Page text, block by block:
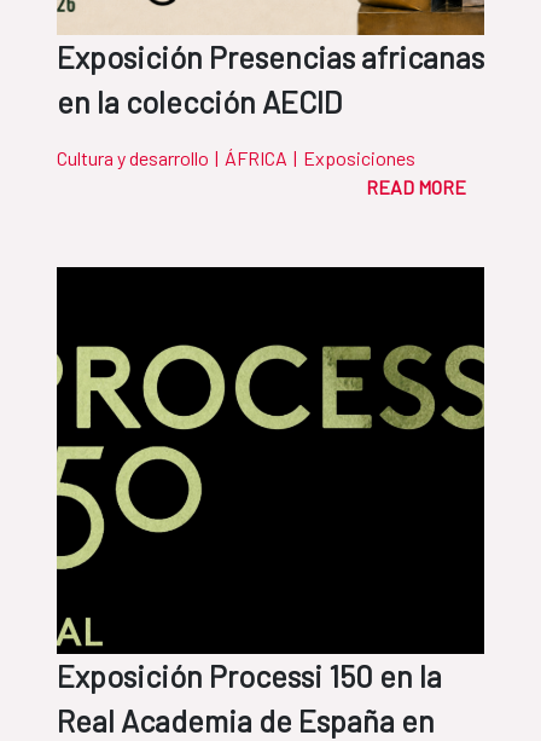
Exposición Presencias africanas
en la colección AECID
Cultura y desarrollo | ÁFRICA | Exposiciones
READ MORE
Exposición Processi 150 en la
Real Academia de España en